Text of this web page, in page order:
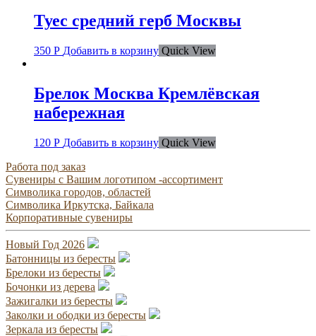
Туес средний герб Москвы
350 Р Добавить в корзину Quick View
Брелок Москва Кремлёвская
набережная
120 Р Добавить в корзину Quick View
Работа под заказ
Сувениры с Вашим логотипом -ассортимент
Символика городов, областей
Символика Иркутска, Байкала
Корпоративные сувениры
Новый Год 2026
Батонницы из бересты
Брелоки из бересты
Бочонки из дерева
Зажигалки из бересты
Заколки и ободки из бересты
Зеркала из бересты